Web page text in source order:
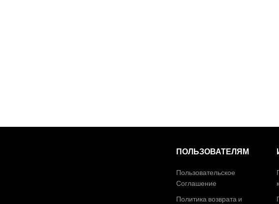
ПОЛЬЗОВАТЕЛЯМ
Пользовательское
Соглашение
Политика возврата и